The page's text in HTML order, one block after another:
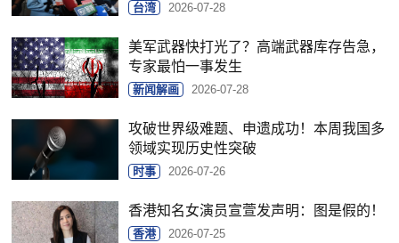
台湾 2026-07-28
美军武器快打光了？高端武器库存告急，
专家最怕一事发生
新闻解画 2026-07-28
攻破世界级难题、申遗成功！本周我国多
领域实现历史性突破
时事 2026-07-26
香港知名女演员宣萱发声明：图是假的！
香港 2026-07-25